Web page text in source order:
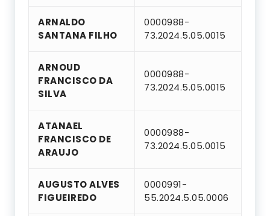
ARNALDO
SANTANA FILHO
0000988-
73.2024.5.05.0015
ARNOUD
FRANCISCO DA
SILVA
0000988-
73.2024.5.05.0015
ATANAEL
FRANCISCO DE
ARAUJO
0000988-
73.2024.5.05.0015
AUGUSTO ALVES
FIGUEIREDO
0000991-
55.2024.5.05.0006